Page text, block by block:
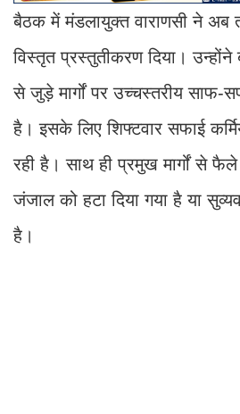
बैठक में मंडलायुक्त वाराणसी ने अब
विस्तृत प्रस्तुतीकरण दिया। उन्होंने
से जुड़े मार्गों पर उच्चस्तरीय साफ-
है। इसके लिए शिफ्टवार सफाई
रही है। साथ ही प्रमुख मार्गों से
जंजाल को हटा दिया गया है या
है।